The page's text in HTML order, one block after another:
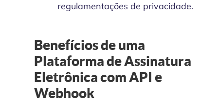
regulamentações de privacidade.
Benefícios de uma
Plataforma de Assinatura
Eletrônica com API e
Webhook